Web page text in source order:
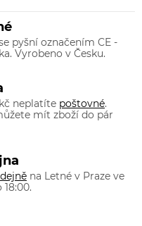
pyšní označením CE -
Vyrobeno v Česku.
neplatíte poštovné.
mít zboží do pár
na Letné v Praze ve